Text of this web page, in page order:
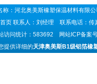
称：河北奥美斯橡塑保温材料有
页 联系人：刘经理 联系电话：
访问统计：583692 网站ICP备案
提供详细的天津奥美斯B1级铝箔橡